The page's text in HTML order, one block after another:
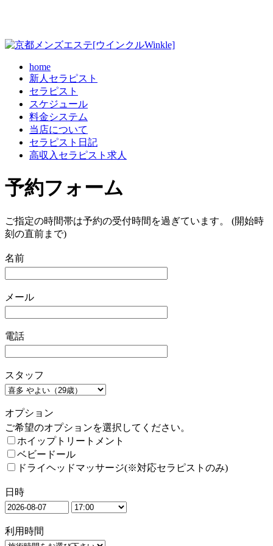
home
新人セラピスト
セラピスト
スケジュール
料金システム
当店について
セラピスト日記
高収入セラピスト求人
予約フォーム
ご指定の時間帯は予約の受付時間を過ぎています。 (開始時
刻の直前まで)
名前
メール
電話
スタッフ
オプション
ご希望のオプションを選択してください。
ホイップトリートメント
ベビードール
ドライヘッドマッサージ(※対応セラピストのみ)
日時
利用時間